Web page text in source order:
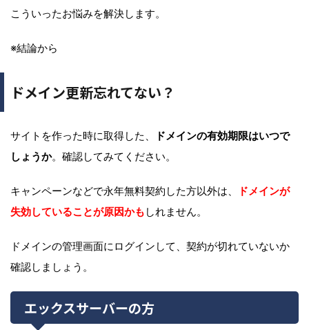
こういったお悩みを解決します。
※結論から
ドメイン更新忘れてない？
サイトを作った時に取得した、
ドメインの有効期限はいつで
しょうか。確認してみてください。
キャンペーンなどで永年無料契約した方以外は、
ドメインが
失効していることが原因かも しれません。
ドメインの管理画面にログインして、契約が切れていないか
確認しましょう。
エックスサーバーの方